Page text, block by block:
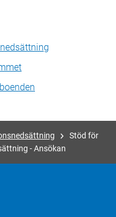
Stöd för
- Ansökan